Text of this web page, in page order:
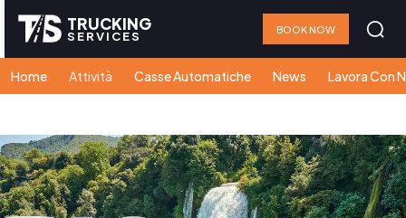
TRUCKING
SERVICES BOOK NOW
Home Attività Casse Automatiche News Lavora Con